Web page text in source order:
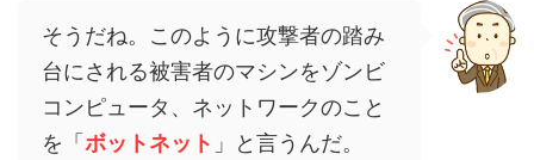
そうだね。このように攻撃者の踏み
台にされる被害者のマシンをゾンビ
コンピュータ、ネットワークのこと
を「ボットネット 」と言うんだ。